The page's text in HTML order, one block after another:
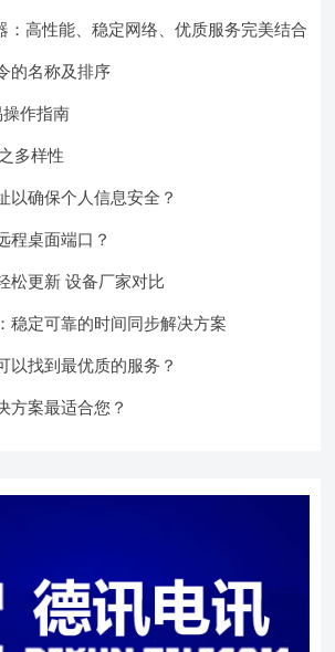
：高性能、稳定网络、优质服务完美结合
的名称及排序
作指南
多样性
以确保个人信息安全？
程桌面端口？
松更新 设备厂家对比
稳定可靠的时间同步解决方案
以找到最优质的服务？
方案最适合您？